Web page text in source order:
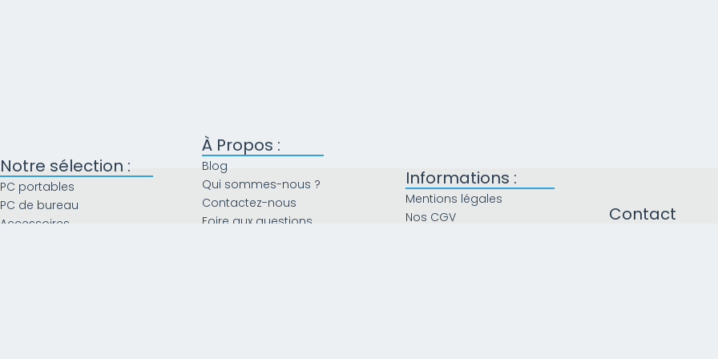
Notre sélection :
PC portables
PC de bureau
Accessoires
À Propos :
Blog
Qui sommes-nous ?
Contactez-nous
Foire aux questions
Informations :
Mentions légales
Nos CGV
Contact